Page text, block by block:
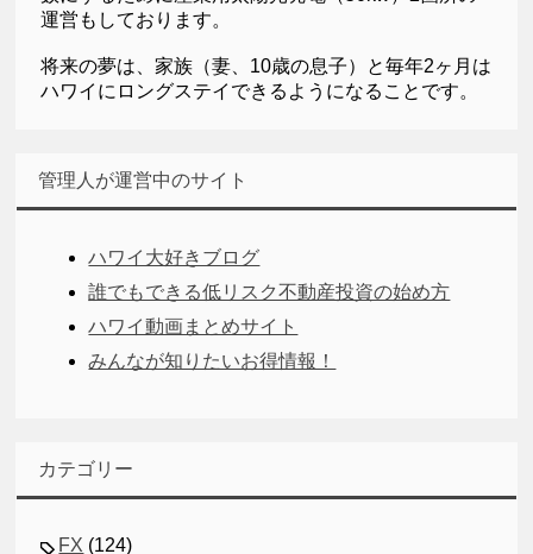
運営もしております。
将来の夢は、家族（妻、10歳の息子）と毎年2ヶ月は
ハワイにロングステイできるようになることです。
管理人が運営中のサイト
ハワイ大好きブログ
誰でもできる低リスク不動産投資の始め方
ハワイ動画まとめサイト
みんなが知りたいお得情報！
カテゴリー
FX (124)